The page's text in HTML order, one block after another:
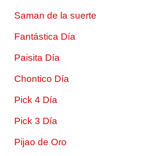
Saman de la suerte
Fantástica Día
Paisita Día
Chontico Día
Pick 4 Día
Pick 3 Día
Pijao de Oro